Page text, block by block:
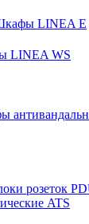
LINEA E
LINEA WS
розеток
ATS